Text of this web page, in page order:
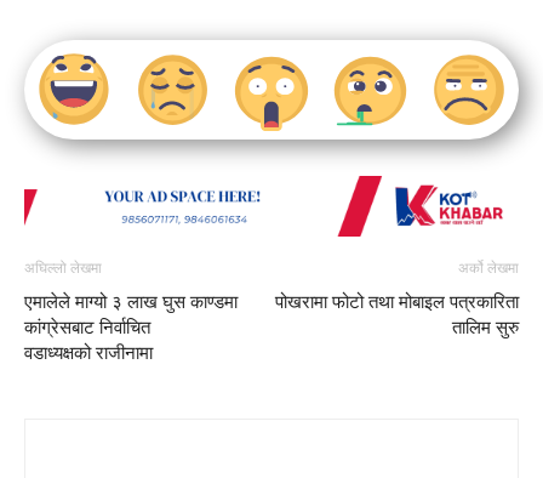
अघिल्लो लेखमा
एमालेले माग्यो ३ लाख घुस काण्डमा
कांग्रेसबाट निर्वाचित
वडाध्यक्षको राजीनामा
अर्को लेखमा
पोखरामा फोटो तथा मोबाइल पत्रकारिता
तालिम सुरु